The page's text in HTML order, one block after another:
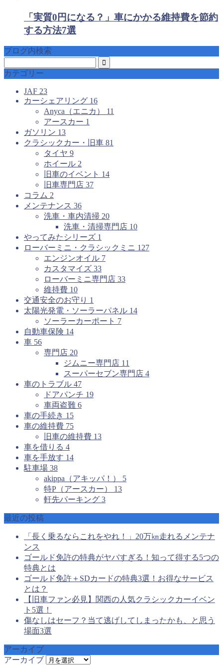
「実質0円になる？」車にかかる維持費を節約
する方法7選
ブログ内検索
カテゴリー
JAF 23
カーシェアリング 16
Anyca（エニカ） 11
アースカー 1
ガソリン 13
クラシックカー・旧車 81
タイヤ 9
ホイール 2
旧車のイベント 14
旧車専門店 37
コラム 2
メンテナンス 36
洗車・車内清掃 20
洗車・清掃専門店 10
やってみたシリーズ 1
ローバーミニ・クラシックミニ 127
エンジンオイル 7
カスタマイズ 33
ローバーミニ専門店 33
維持費 10
交通安全のお守り 1
太陽光発電・ソーラーパネル 14
ソーラーカーポート 7
自動車保険 14
車 56
専門店 20
ジムニー専門店 11
スーパーセブン専門店 4
車のトラブル 47
ドアパンチ 19
車両盗難 6
車の手続き 15
車の維持費 75
旧車の維持費 13
車を借りる 4
車を手放す 14
駐車場 38
akippa（アキッパ！） 5
特P（アースカー） 13
軒先パーキング 3
最近の投稿
「長く乗るならこれをやれ！」20万㎞走れるメンテナ
ンス
ゴールド免許の特典がヤバすぎる！知って得する5つの
特典とは
ゴールド免許＋SDカードの特典3選！お得なサービス
とは？
【旧車ファン必見】関西の人気クラシックカーイベン
ト5選！
傷なしはセーフ？当て逃げしてしまったかも、と思う
場面3選
アーカイブ
アーカイブ